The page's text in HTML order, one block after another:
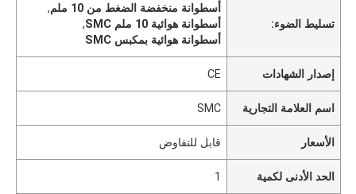
تسليط الضوء:
أسطوانة منخفضة الضغط من 10 ملم
,
أسطوانة هوائية 10 ملم SMC
,
أسطوانة هوائية بمكبس SMC
إصدار الشهادات CE
اسم العلامة التجارية SMC
الأسعار قابل للتفاوض
الحد الأدنى لكمية 1